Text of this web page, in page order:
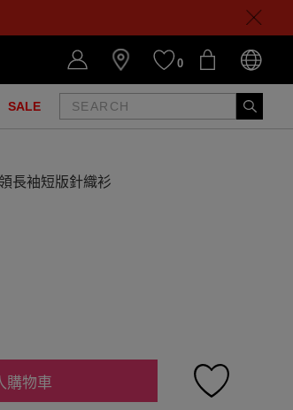
0
SALE
長袖短版針織衫
購物車